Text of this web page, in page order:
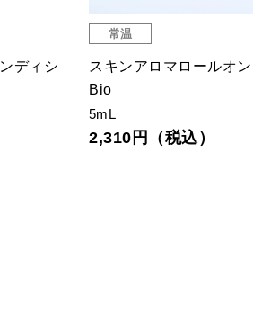
ディシ
常温
スキンアロマロールオ
Bio
5mL
2,310円（税込）